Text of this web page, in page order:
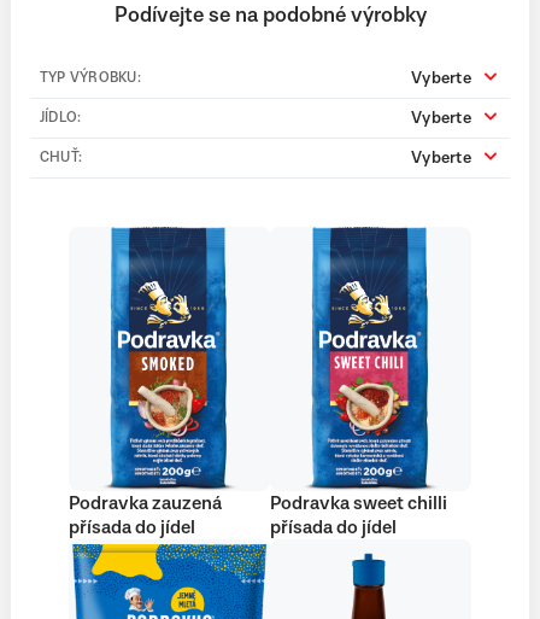
Podívejte se na podobné výrobky
TYP VÝROBKU: Vyberte
JÍDLO: Vyberte
CHUŤ: Vyberte
Podravka zauzená
přísada do jídel
Podravka sweet chilli
přísada do jídel